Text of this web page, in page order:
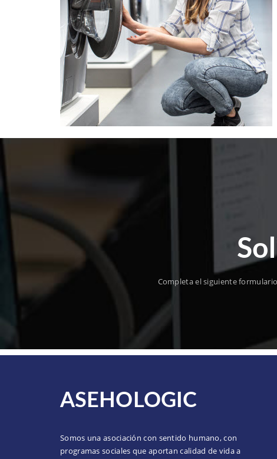
Completa el siguiente
ASEHOLOGIC
Somos una asociación con sentido humano, con
programas sociales que aportan calidad de vida a